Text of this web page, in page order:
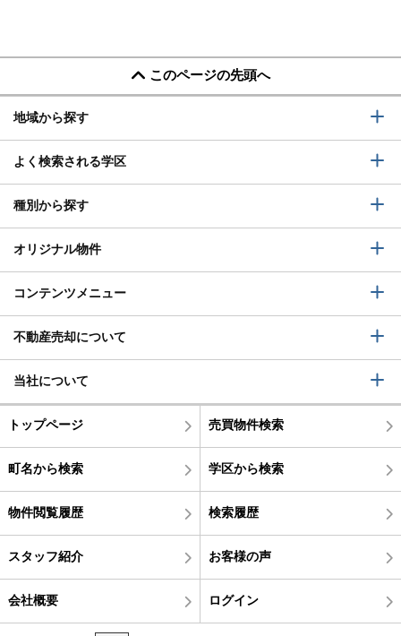
このページの先頭へ
地域から探す
よく検索される学区
種別から探す
オリジナル物件
コンテンツメニュー
不動産売却について
当社について
トップページ 売買物件検索
町名から検索 学区から検索
物件閲覧履歴 検索履歴
スタッフ紹介 お客様の声
会社概要 ログイン